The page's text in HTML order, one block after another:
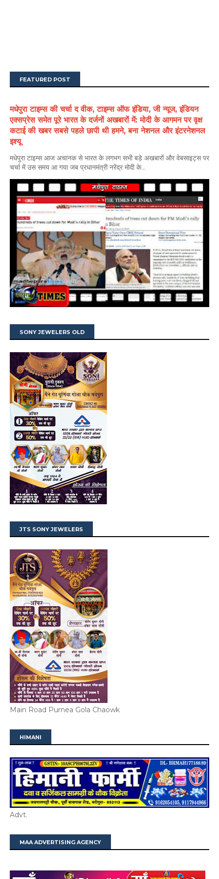
FEATURED POST
मधेपुरा टाइम्स की चर्चा द वीक, टाइम्स ऑफ इंडिया, जी न्यूज, इंडियन
एक्सप्रेस समेत पूरे भारत के दर्जनों अखबारों में: मोदी के आगमन पर वृक्ष
कटाई की खबर सबसे पहले छापी थी हमने, बना नेशनल और इंटरनेशनल
इश्यू
मधेपुरा टाइम्स आज अचानक से भारत के लगभग सभी बड़े अखबारों और वेबसाइट्स पर
चर्चा में उस समय आ गया जब प्रधानमंत्री नरेंद्र मोदी के...
SONY JEWELERS OLD
JTS SONY JEWELERS
Main Road Purnea Gola Chaowk
HIMANI
Advt.
MAA ADVERTISING AGENCY